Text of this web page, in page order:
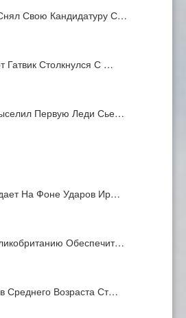
Свою Кандидатуру С…
Гатвик Столкнулся С …
Первую Леди Сье…
На Фоне Ударов Ир…
Обеспечит…
Среднего Возраста Ст…